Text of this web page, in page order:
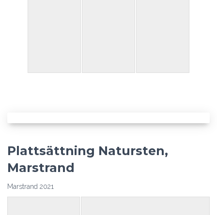
Plattsättning Natursten,
Marstrand
Marstrand 2021